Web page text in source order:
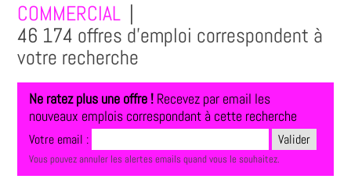
COMMERCIAL
46 174 offres d'emploi correspondent à
votre recherche
Ne ratez plus une offre ! Recevez par email les
nouveaux emplois correspondant à cette recherche
Votre email :
Vous pouvez annuler les alertes emails quand vous le souhaitez.